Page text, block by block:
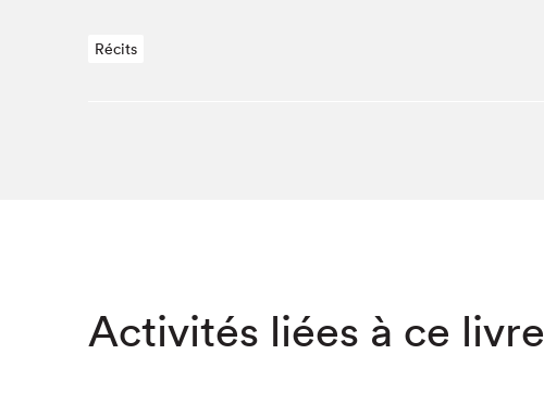
SLM 2021
Récits
Activités liées à ce livre